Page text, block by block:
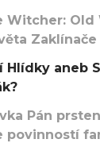
Witcher: Old
Zaklínače
Hlídky aneb
Pán
povinností